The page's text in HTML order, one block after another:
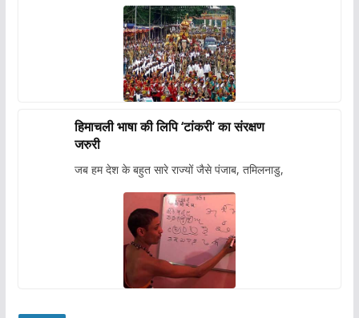
हिमाचली भाषा की लिपि ‘टांकरी’ का संरक्षण
जरुरी
जब हम देश के बहुत सारे राज्यों जैसे पंजाब, तमिलनाडु,